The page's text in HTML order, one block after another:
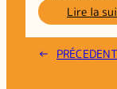
Lire la
←